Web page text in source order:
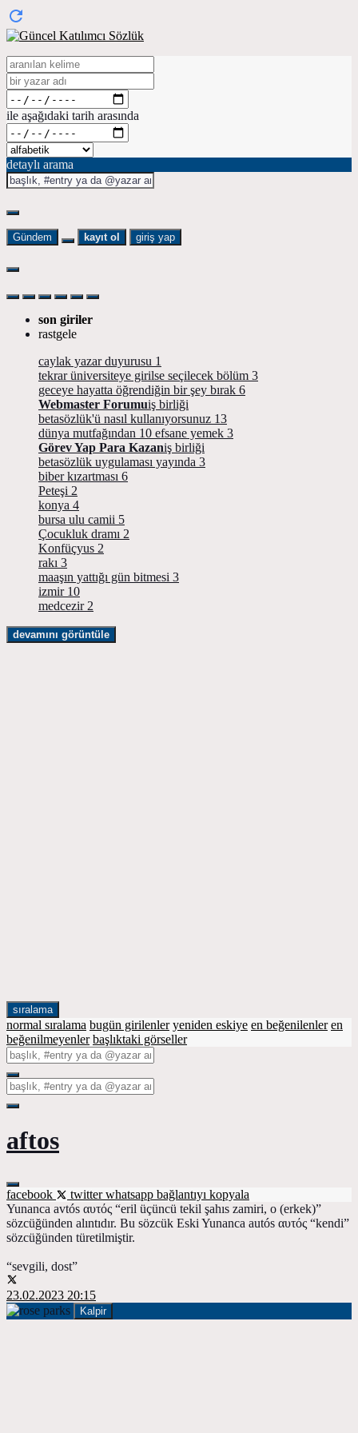
ile aşağıdaki tarih arasında
detaylı arama
Gündem kayıt ol giriş yap
son giriler
rastgele
caylak yazar duyurusu 1
tekrar üniversiteye girilse seçilecek bölüm 3
geceye hayatta öğrendiğin bir şey bırak 6
Webmaster Forumuiş birliği
betasözlük'ü nasıl kullanıyorsunuz 13
dünya mutfağından 10 efsane yemek 3
Görev Yap Para Kazaniş birliği
betasözlük uygulaması yayında 3
biber kızartması 6
Peteşi 2
konya 4
bursa ulu camii 5
Çocukluk dramı 2
Konfüçyus 2
rakı 3
maaşın yattığı gün bitmesi 3
izmir 10
medcezir 2
devamını görüntüle
sıralama
normal sıralama bugün girilenler yeniden eskiye en beğenilenler en
beğenilmeyenler başlıktaki görseller
aftos
facebook twitterwhatsapp bağlantıyı kopyala
Yunanca avtós αυτός “eril üçüncü tekil şahıs zamiri, o (erkek)”
sözcüğünden alıntıdır. Bu sözcük Eski Yunanca autós αυτός “kendi”
sözcüğünden türetilmiştir.
“sevgili, dost”
23.02.2023 20:15
Kalpir